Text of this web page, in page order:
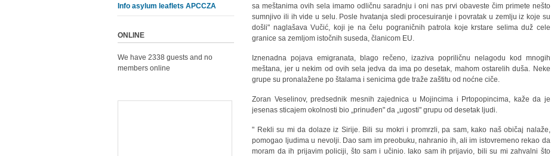
sa meštanima ovih sela imamo odličnu saradnju i oni nas prvi obaveste čim primete nešto
sumnjivo ili ih vide u selu. Posle hvatanja sledi procesuiranje i povratak u zemlju iz koje su
došli" naglašava Vučić, koji je na čelu pograničnih patrola koje krstare selima duž cele
granice sa zemljom istočnih suseda, članicom EU.
Iznenadna pojava emigranata, blago rečeno, izaziva popriličnu nelagodu kod mnogih
meštana, jer u nekim od ovih sela jedva da ima po desetak, mahom ostarelih duša. Neke
grupe su pronalažene po štalama i senicima gde traže zaštitu od noćne ciče.
Zoran Veselinov, predsednik mesnih zajednica u Mojincima i Prtopopincima, kaže da je
jesenas sticajem okolnosti bio „prinuđen" da „ugosti" grupu od desetak ljudi.
" Rekli su mi da dolaze iz Sirije. Bili su mokri i promrzli, pa sam, kako naš običaj nalaže,
pomogao ljudima u nevolji. Dao sam im preobuku, nahranio ih, ali im istovremeno rekao da
moram da ih prijavim policiji, što sam i učinio. Iako sam ih prijavio, bili su mi zahvalni što
Info asylum leaflets APCCZA
ONLINE
We have 2338 guests and no
members online